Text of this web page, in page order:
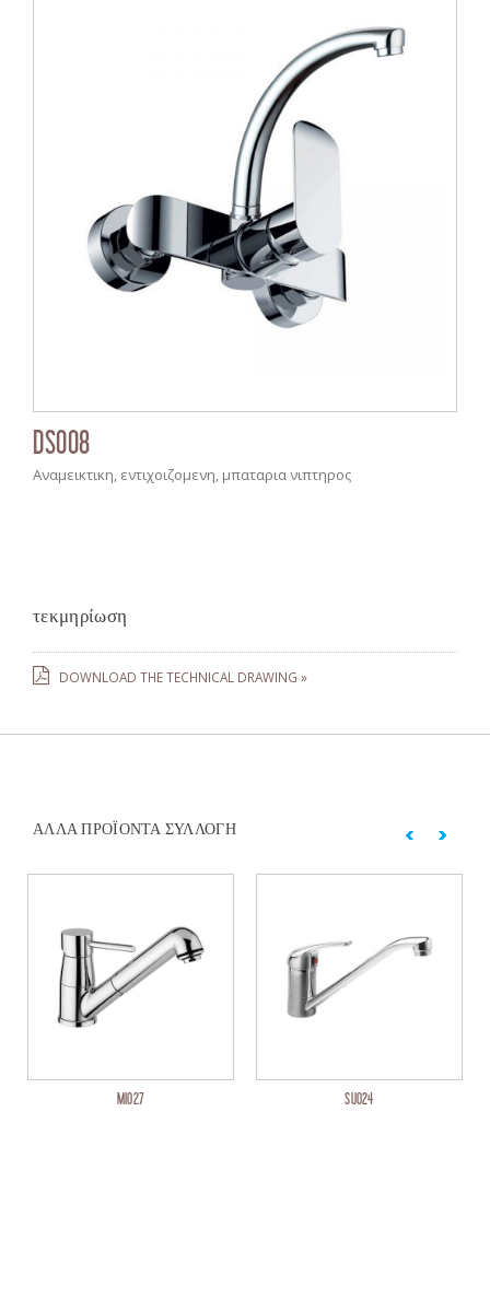
DS008
Αναμεικτικη, εντιχοιζομενη, μπαταρια νιπτηρος
τεκμηρίωση
DOWNLOAD THE TECHNICAL DRAWING »
ΆΛΛΑ ΠΡΟΪΌΝΤΑ ΣΥΛΛΟΓΉ
MI027 SU024